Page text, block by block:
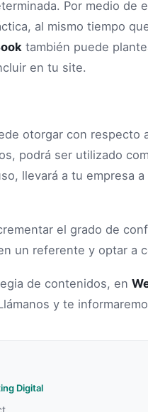
Por medio
al mismo tiempo
también puede
en tu site.
otorgar con respecto
podrá ser utilizado
llevará a tu empresa
el grado de
un referente y optar a
de contenidos, en
y te
Digital